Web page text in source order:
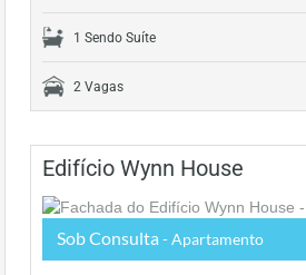
1 Sendo Suíte
2 Vagas
Edifício Wynn House
Sob Consulta - Apartamento